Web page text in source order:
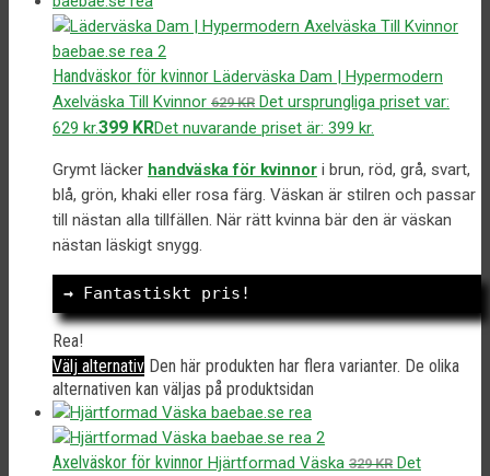
Handväskor för kvinnor Läderväska Dam | Hypermodern
Axelväska Till Kvinnor 629KR Det ursprungliga priset var:
629 kr.399 KRDet nuvarande priset är: 399 kr.
Grymt läcker handväska för kvinnor i brun, röd, grå, svart,
blå, grön, khaki eller rosa färg. Väskan är stilren och passar
till nästan alla tillfällen. När rätt kvinna bär den är väskan
nästan läskigt snygg.
→ Fantastiskt pris!
Rea!
Välj alternativ Den här produkten har flera varianter. De olika
alternativen kan väljas på produktsidan
Axelväskor för kvinnor Hjärtformad Väska 329KR Det